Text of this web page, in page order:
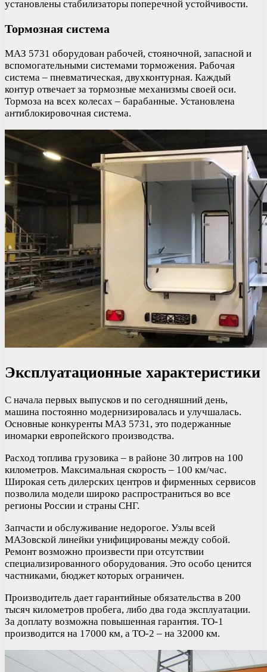
установлены стабилизаторы поперечной устойчивости.
Тормозная система
МАЗ 5731 оборудован рабочей, стояночной, запасной и
вспомогательными системами торможения. Рабочая
система – пневматическая, двухконтурная. Каждый
контур отвечает за тормозные механизмы своей оси.
Тормоза на всех колесах – барабанные. Установлена
антиблокировочная система.
Эксплуатационные характеристики
С начала первых выпусков и по сегодняшний день,
машина постоянно модернизировалась и улучшалась.
Основные конкуренты МАЗ 5731, это подержанные
иномарки европейского производства.
Расход топлива грузовика – в районе 30 литров на 100
километров. Максимальная скорость – 100 км/час.
Широкая сеть дилерских центров и фирменных сервисов
позволила модели широко распространиться во все
регионы России и страны СНГ.
Запчасти и обслуживание недорогое. Узлы всей
МАЗовской линейки унифицированы между собой.
Ремонт возможно произвести при отсутствии
специализированного оборудования. Это особо ценится
частниками, бюджет которых ограничен.
Производитель дает гарантийные обязательства в 200
тысяч километров пробега, либо два года эксплуатации.
За доплату возможна повышенная гарантия. ТО-1
производится на 17000 км, а ТО-2 – на 32000 км.